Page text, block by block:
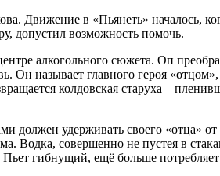
Движение в «Пьянеть» началось,
допустил возможность помочь.
алкогольного сюжета. Оп
Он называет главного героя
колдовская старуха –
удерживать своего «отца»
совершенно не пустея в
гибнущий, ещё больше потребляет